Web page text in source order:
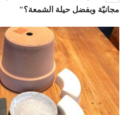
مجانيّة وبفضل حيلة الشمعة؟"